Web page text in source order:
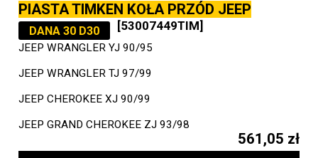
PIASTA TIMKEN KOŁA PRZÓD JEEP
DANA 30 D30 [53007449TIM]
JEEP WRANGLER YJ 90/95
JEEP WRANGLER TJ 97/99
JEEP CHEROKEE XJ 90/99
JEEP GRAND CHEROKEE ZJ 93/98
561,05 zł